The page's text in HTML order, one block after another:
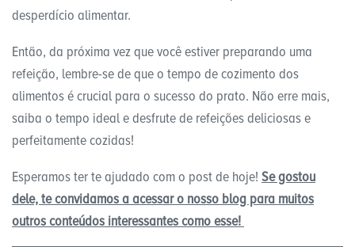
desperdício alimentar.
Então, da próxima vez que você estiver preparando uma
refeição, lembre-se de que o tempo de cozimento dos
alimentos é crucial para o sucesso do prato. Não erre mais,
saiba o tempo ideal e desfrute de refeições deliciosas e
perfeitamente cozidas!
Esperamos ter te ajudado com o post de hoje! Se gostou
dele, te convidamos a acessar o nosso blog para muitos
outros conteúdos interessantes como esse!